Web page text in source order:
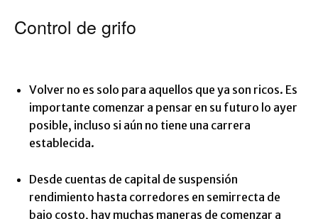
Control de grifo
Volver no es solo para aquellos que ya son ricos. Es
importante comenzar a pensar en su futuro lo ayer
posible, incluso si aún no tiene una carrera
establecida.
Desde cuentas de capital de suspensión
rendimiento hasta corredores en semirrecta de
bajo costo, hay muchas maneras de comenzar a